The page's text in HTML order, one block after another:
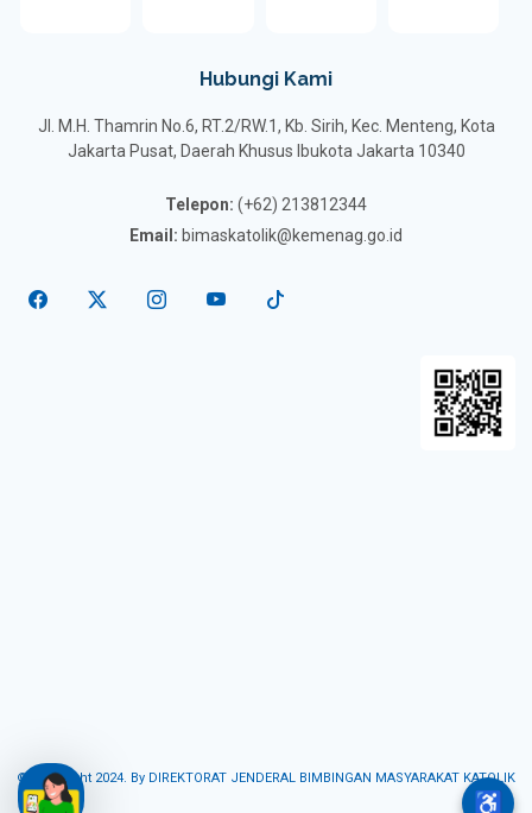
Hubungi Kami
Jl. M.H. Thamrin No.6, RT.2/RW.1, Kb. Sirih, Kec. Menteng, Kota
Jakarta Pusat, Daerah Khusus Ibukota Jakarta 10340
Telepon: (+62) 213812344
Email: bimaskatolik@kemenag.go.id
© Copyright 2024. By DIREKTORAT JENDERAL BIMBINGAN MASYARAKAT KATOLIK
♿